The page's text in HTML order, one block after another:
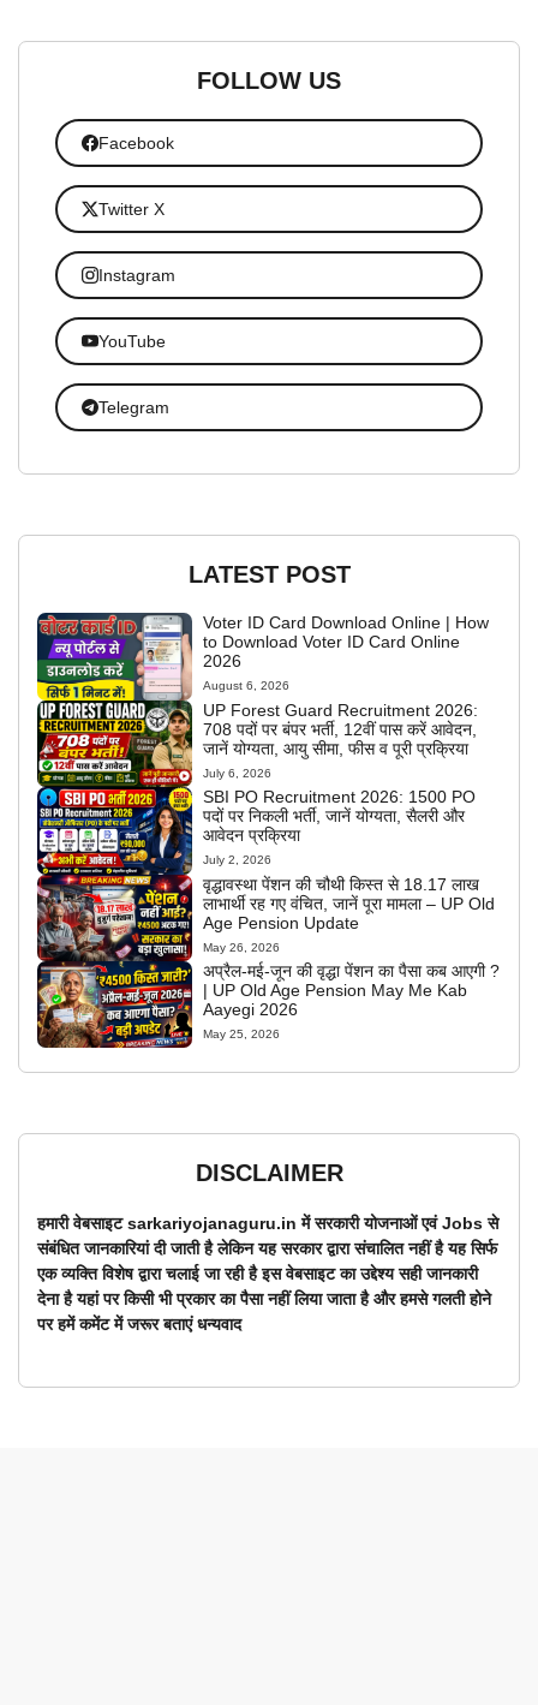
FOLLOW US
Facebook
Twitter X
Instagram
YouTube
Telegram
LATEST POST
Voter ID Card Download Online | How
to Download Voter ID Card Online
2026
August 6, 2026
UP Forest Guard Recruitment 2026:
708 पदों पर बंपर भर्ती, 12वीं पास करें आवेदन,
जानें योग्यता, आयु सीमा, फीस व पूरी प्रक्रिया
July 6, 2026
SBI PO Recruitment 2026: 1500 PO
पदों पर निकली भर्ती, जानें योग्यता, सैलरी और
आवेदन प्रक्रिया
July 2, 2026
वृद्धावस्था पेंशन की चौथी किस्त से 18.17 लाख
लाभार्थी रह गए वंचित, जानें पूरा मामला – UP Old
Age Pension Update
May 26, 2026
अप्रैल-मई-जून की वृद्धा पेंशन का पैसा कब आएगी ?
| UP Old Age Pension May Me Kab
Aayegi 2026
May 25, 2026
DISCLAIMER
हमारी वेबसाइट sarkariyojanaguru.in में सरकारी योजनाओं एवं Jobs से
संबंधित जानकारियां दी जाती है लेकिन यह सरकार द्वारा संचालित नहीं है यह सिर्फ
एक व्यक्ति विशेष द्वारा चलाई जा रही है इस वेबसाइट का उद्देश्य सही जानकारी
देना है यहां पर किसी भी प्रकार का पैसा नहीं लिया जाता है और हमसे गलती होने
पर हमें कमेंट में जरूर बताएं धन्यवाद